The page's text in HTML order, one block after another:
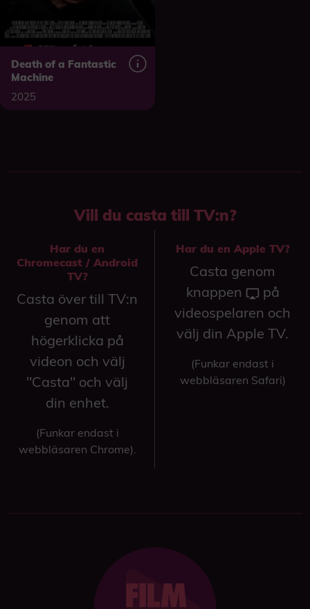
Death of a Fantastic
Machine
2025
Vill du casta till TV:n?
Har du en
Chromecast / Android
TV?
Casta över till TV:n
genom att
högerklicka på
videon och välj
"Casta" och välj
din enhet.
(Funkar endast i
webbläsaren Chrome).
Har du en Apple TV?
Casta genom
knappen
på
videospelaren och
välj din Apple TV.
(Funkar endast i
webbläsaren Safari)